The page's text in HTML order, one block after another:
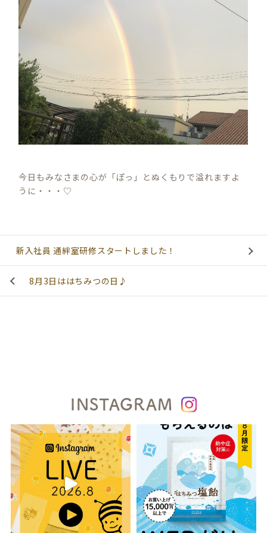
今日もみなさまの心が「ぽっ」とぬくもりで溢れますよ
うに・・・♡
新入社員 通絆室研修スタートしました！
8月3日ははちみつの日♪
INSTAGRAM